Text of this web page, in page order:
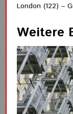
London (122) –
Weitere